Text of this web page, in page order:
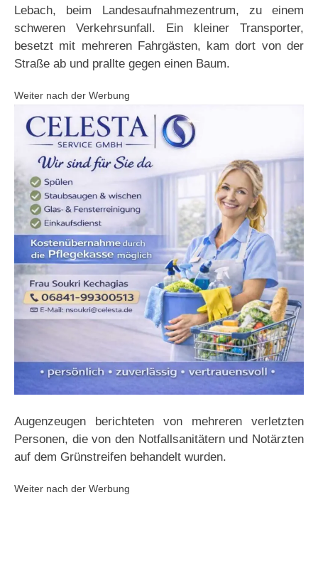
Lebach, beim Landesaufnahmezentrum, zu einem
schweren Verkehrsunfall. Ein kleiner Transporter,
besetzt mit mehreren Fahrgästen, kam dort von der
Straße ab und prallte gegen einen Baum.
Weiter nach der Werbung
Augenzeugen berichteten von mehreren verletzten
Personen, die von den Notfallsanitätern und Notärzten
auf dem Grünstreifen behandelt wurden.
Weiter nach der Werbung